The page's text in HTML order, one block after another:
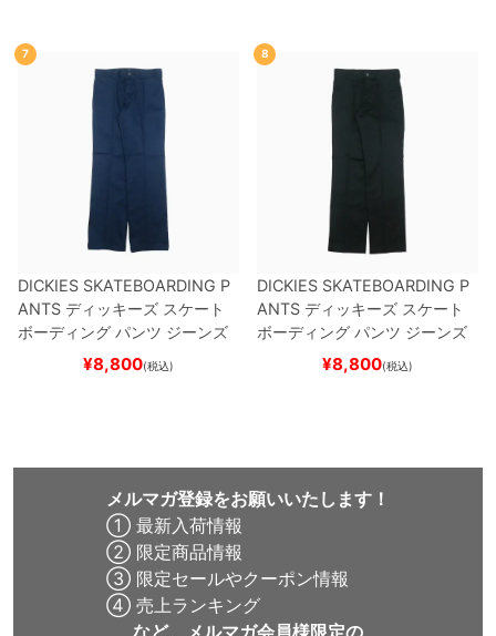
7
DICKIES SKATEBOARDING P
ANTS ディッキーズ スケート
ボーディング パンツ ジーンズ
SLIM FIT 30 LENGTH
スケートボード スケボ
¥8,800(税込)
8
DICKIES SKATEBOARDING P
ANTS ディッキーズ スケート
ボーディング パンツ ジーンズ
SLIM FIT 30 LENGTH
スケートボード スケボー
¥8,800(税込)
メルマガ登録をお願いいたします！
① 最新入荷情報
② 限定商品情報
③ 限定セールやクーポン情報
④ 売上ランキング